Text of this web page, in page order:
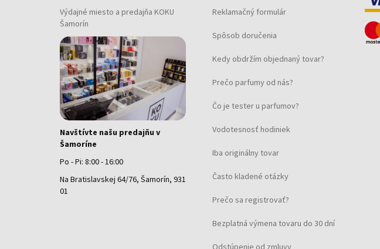
Typ pleti: pleť normálna
Typ produktu: paletky - tiene - paletky očných
tieňov
Výdajné miesto a predajňa KOKU
Šamorín
Navštívte našu predajňu v
Šamoríne
Po - Pi: 8:00 - 16:00
Na Bratislavskej 64/76, Šamorín, 931
01
Reklamačný formulár
Spôsob doručenia
Kedy obdržím objednaný tovar?
Prečo parfumy od nás?
Čo je tester u parfumov?
Vodotesnosť hodiniek
Iba originálny tovar
Často kladené otázky
Prečo sa registrovať?
Bezplatná výmena tovaru do 30 dní
Odstúpenie od zmluvy